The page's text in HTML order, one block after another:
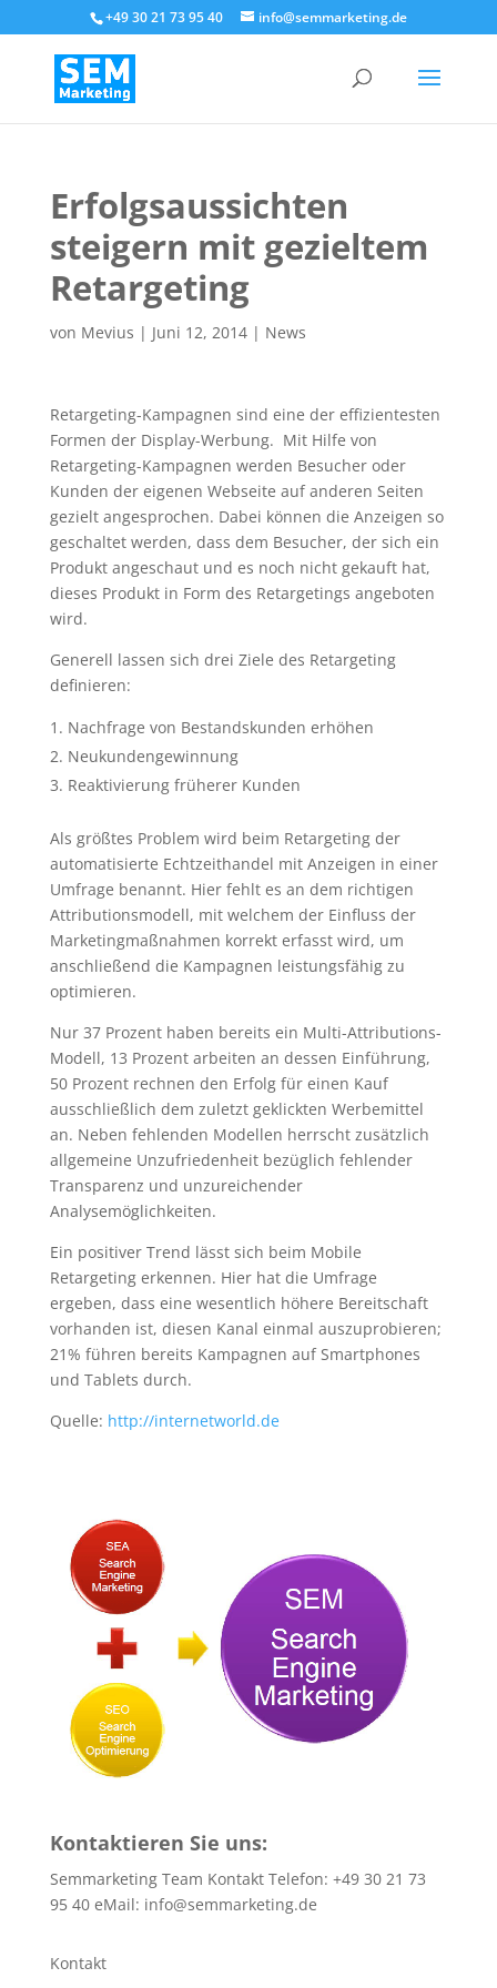
+49 30 21 73 95 40 info@semmarketing.de
Erfolgsaussichten
steigern mit gezieltem
Retargeting
von Mevius | Juni 12, 2014| News
Retargeting-Kampagnen sind eine der effizientesten
Formen der Display-Werbung. Mit Hilfe von
Retargeting-Kampagnen werden Besucher oder
Kunden der eigenen Webseite auf anderen Seiten
gezielt angesprochen. Dabei können die Anzeigen so
geschaltet werden, dass dem Besucher, der sich ein
Produkt angeschaut und es noch nicht gekauft hat,
dieses Produkt in Form des Retargetings angeboten
wird.
Generell lassen sich drei Ziele des Retargeting
definieren:
Nachfrage von Bestandskunden erhöhen
Neukundengewinnung
Reaktivierung früherer Kunden
Als größtes Problem wird beim Retargeting der
automatisierte Echtzeithandel mit Anzeigen in einer
Umfrage benannt. Hier fehlt es an dem richtigen
Attributionsmodell, mit welchem der Einfluss der
Marketingmaßnahmen korrekt erfasst wird, um
anschließend die Kampagnen leistungsfähig zu
optimieren.
Nur 37 Prozent haben bereits ein Multi-Attributions-
Modell, 13 Prozent arbeiten an dessen Einführung,
50 Prozent rechnen den Erfolg für einen Kauf
ausschließlich dem zuletzt geklickten Werbemittel
an. Neben fehlenden Modellen herrscht zusätzlich
allgemeine Unzufriedenheit bezüglich fehlender
Transparenz und unzureichender
Analysemöglichkeiten.
Ein positiver Trend lässt sich beim Mobile
Retargeting erkennen. Hier hat die Umfrage
ergeben, dass eine wesentlich höhere Bereitschaft
vorhanden ist, diesen Kanal einmal auszuprobieren;
21% führen bereits Kampagnen auf Smartphones
und Tablets durch.
Quelle: http://internetworld.de
Kontaktieren Sie uns:
Semmarketing Team Kontakt Telefon: +49 30 21 73
95 40 eMail: info@semmarketing.de
Kontakt